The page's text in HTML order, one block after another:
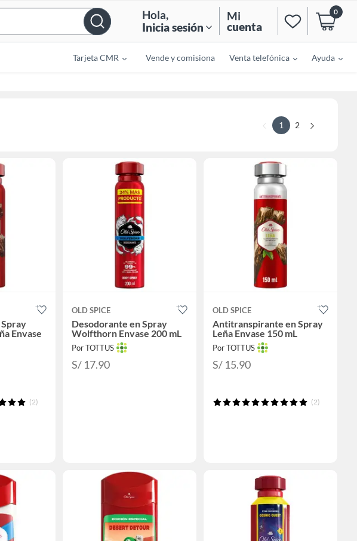
Hola,
Inicia sesión
Mi
cuenta
0
Tarjeta CMR Vende y comisiona Venta telefónica Ayuda
1 2
Envase
(2)
OLD SPICE
Desodorante en Spray
Wolfthorn Envase 200 mL
Por TOTTUS
S/ 17.90
OLD SPICE
Antitranspirante en Spray
Leña Envase 150 mL
Por TOTTUS
S/ 15.90
(2)